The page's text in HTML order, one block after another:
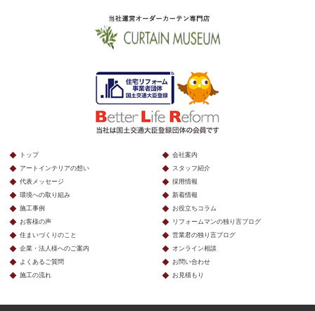
トップ
アートインテリアの想い
代表メッセージ
環境への取り組み
施工事例
お客様の声
住まいづくりのこと
企業・法人様へのご案内
よくあるご質問
施工の流れ
会社案内
スタッフ紹介
採用情報
新着情報
お役立ちコラム
リフォームマンの独り言ブログ
営業君の独り言ブログ
オンライン相談
お問い合わせ
お見積もり